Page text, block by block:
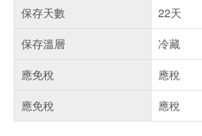
保存天數
22天
保存溫層
冷藏
應免稅
應稅
應免稅
應稅